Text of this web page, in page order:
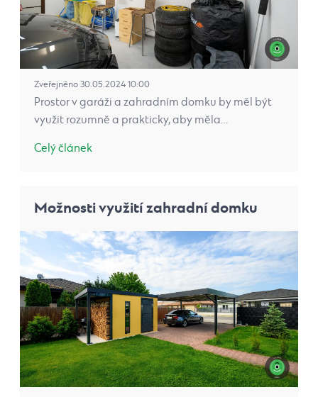
Zveřejněno 30.05.2024 10:00
Prostor v garáži a zahradním domku by měl být
využit rozumně a prakticky, aby měla…
Celý článek
Možnosti využití zahradní domku